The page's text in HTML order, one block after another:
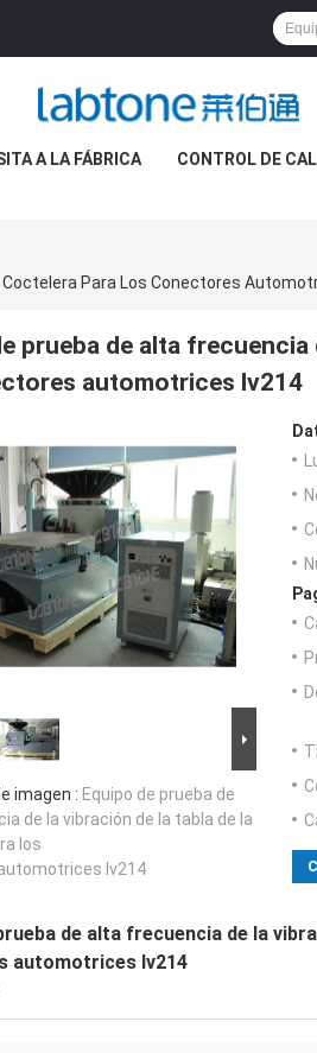
A LA FÁBRICA CONTROL DE
Coctelera Para Los Conectores
prueba de alta
automotrices lv214
imagen : Equipo de prueba de
de la vibración de la tabla de la
los
lv214
de alta frecuencia de la
automotrices lv214